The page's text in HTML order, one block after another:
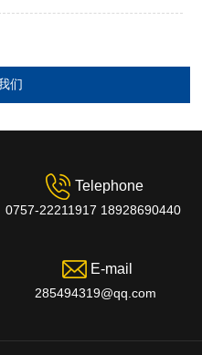
们
Telephone
0757-22211917 18928690440
E-mail
285494319@qq.com